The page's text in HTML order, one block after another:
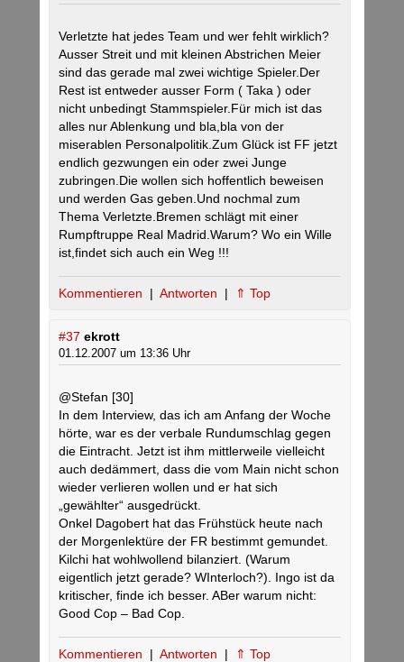
Verletzte hat jedes Team und wer fehlt wirklich?
Ausser Streit und mit kleinen Abstrichen Meier
sind das gerade mal zwei wichtige Spieler.Der
Rest ist entweder ausser Form ( Taka ) oder
nicht unbedingt Stammspieler.Für mich ist das
alles nur Ablenkung und bla,bla von der
miserablen Personalpolitik.Zum Glück ist FF jetzt
endlich gezwungen ein oder zwei Junge
zubringen.Die wollen sich hoffentlich beweisen
und werden Gas geben.Und nochmal zum
Thema Verletzte.Bremen schlägt mit einer
Rumpftruppe Real Madrid.Warum? Wo ein Wille
ist,findet sich auch ein Weg !!!
Kommentieren | Antworten | ⇑ Top
#37 ekrott
01.12.2007 um 13:36 Uhr
@Stefan [30]
In dem Interview, das ich am Anfang der Woche
hörte, war es der verbale Rundumschlag gegen
die Eintracht. Jetzt ist ihm mittlerweile vielleicht
auch dedämmert, dass die vom Main nicht schon
wieder verlieren wollen und er hat sich
„gewählter“ ausgedrückt.
Onkel Dagobert hat das Frühstück heute nach
der Morgenlektüre der FR bestimmt gemundet.
Kilchi hat wohlwollend bilanziert. (Warum
eigentlich jetzt gerade? WInterloch?). Ingo ist da
kritischer, finde ich besser. ABer warum nicht:
Good Cop – Bad Cop.
Kommentieren | Antworten | ⇑ Top